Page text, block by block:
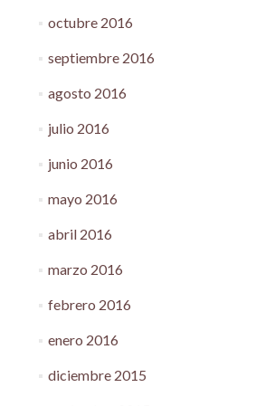
octubre 2016
septiembre 2016
agosto 2016
julio 2016
junio 2016
mayo 2016
abril 2016
marzo 2016
febrero 2016
enero 2016
diciembre 2015